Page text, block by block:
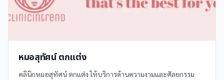
หมอสุทัศน์ ตกแต่ง
คลินิกหมอสุทัศน์ ตกแต่ง ให้บริการด้านความงามและศัลยกรรม